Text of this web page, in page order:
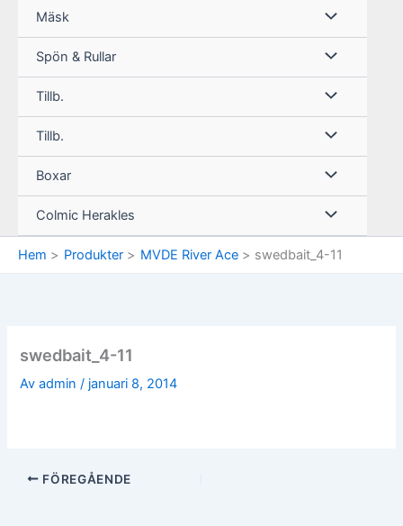
Mäsk
Spön & Rullar
Tillb.
Tillb.
Boxar
Colmic Herakles
Hem Produkter MVDE River Ace swedbait_4-11
swedbait_4-11
Avadmin/ januari 8, 2014
FÖREGÅENDE